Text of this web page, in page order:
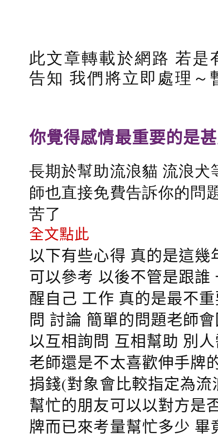
此文章轉載於網路 若
告知 我們將立即處理～
你覺得感情最重要的是
長期於幫助流浪貓 流浪
師也直接免費告訴你的問
苦了
全文點此
以下有些心得 真的是這
可以參考 以後不管是跟
醒自己 工作 真的是最不
問 討論 簡單的問題老師
以互相詢問 互相幫助 別
老師還是不太喜歡伸手牌
捐錢(對象會比較指定為
幫忙的朋友可以以對方是
牌而已來考量幫忙多少